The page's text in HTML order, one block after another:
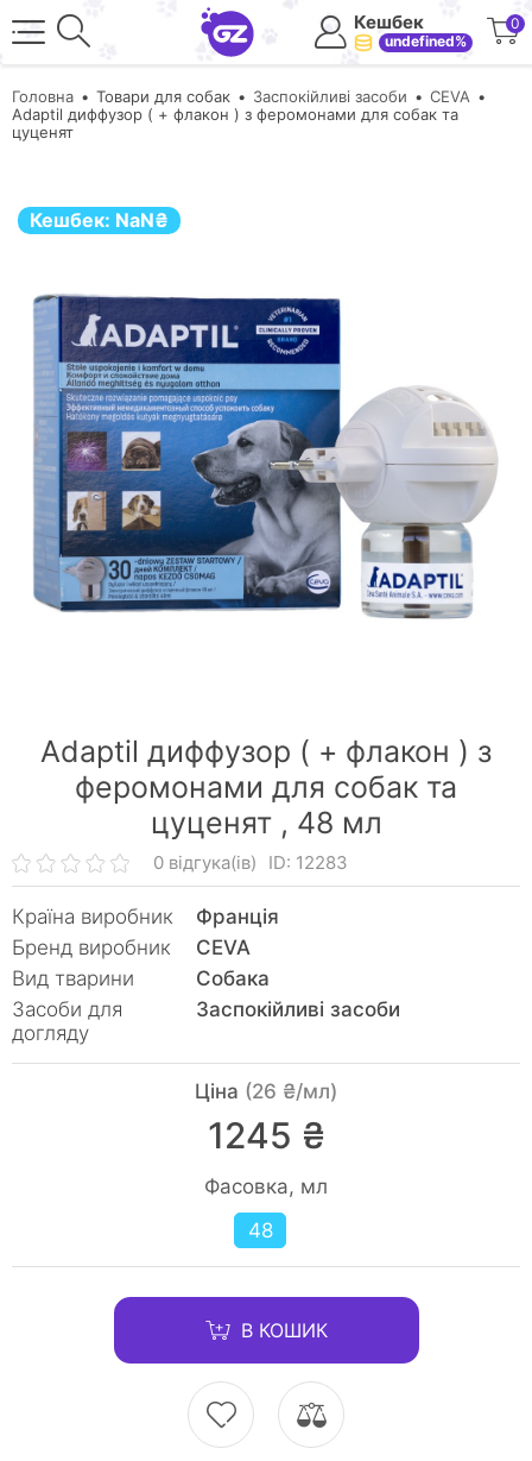
Кешбек
undefined%
0
Головна Товари для собак Заспокійливі засоби
CEVA
Adaptil диффузор ( + флакон ) з феромонами для собак та
цуценят
Кешбек: NaN₴
Adaptil диффузор ( + флакон ) з
феромонами для собак та
цуценят , 48 мл
0 відгука(ів) ID: 12283
Країна виробник
Франція
Бренд виробник
CEVA
Вид тварини
Собака
Засоби для
догляду
Заспокійливі засоби
Ціна (26 ₴/мл)
1245 ₴
Фасовка, мл
48
В КОШИК